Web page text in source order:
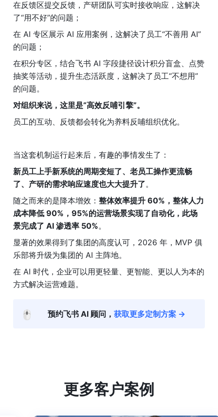
在反馈区提交反馈，产研团队可实时接收响应，这解决
了“用不好”的问题；
在 AI 专区展示 AI 应用案例，这解决了员工“不善用 AI”
的问题；
在积分专区，结合飞书 AI 字段捷径设计积分盲盒、点赞
抽奖等活动，提升生态活跃度，这解决了员工“不想用”
的问题。
对组织来说，这里是“高效反哺引擎”。
员工的互动、反馈都会转化为养料反哺组织优化。
当这套机制运行起来后，有趣的事情发生了：
新员工上手新系统的周期变短了、老员工操作更流畅
了、产研的需求响应速度也大大提升了。
随之而来的是降本增效： 整体效率提升 60%，整体人力
成本降低 90%，95%的运营场景实现了自动化，此场
景完成了 AI 渗透率 50%。
显著的效果得到了集团的高度认可，2026 年，MVP 俱
乐部将升级为集团的 AI 主阵地。
在 AI 时代，企业可以用更轻量、更智能、更以人为本的
方式解决运营难题。
🖱️ 预约飞书 AI 顾问， 获取更多定制方案 →
更多客户案例